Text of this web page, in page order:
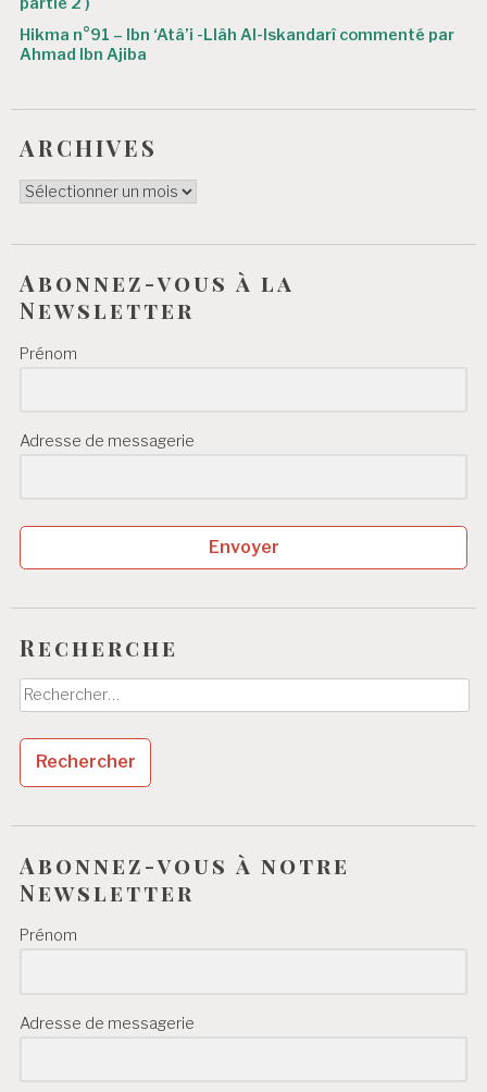
Hikma n°91 – Ibn ‘Atâ’i -Llâh Al-Iskandarî commenté par
Ahmad Ibn Ajiba
ARCHIVES
ARCHIVES
Abonnez-vous à la
Newsletter
Prénom
Adresse de messagerie
Envoyer
Recherche
Rechercher :
Abonnez-vous à notre
Newsletter
Prénom
Adresse de messagerie